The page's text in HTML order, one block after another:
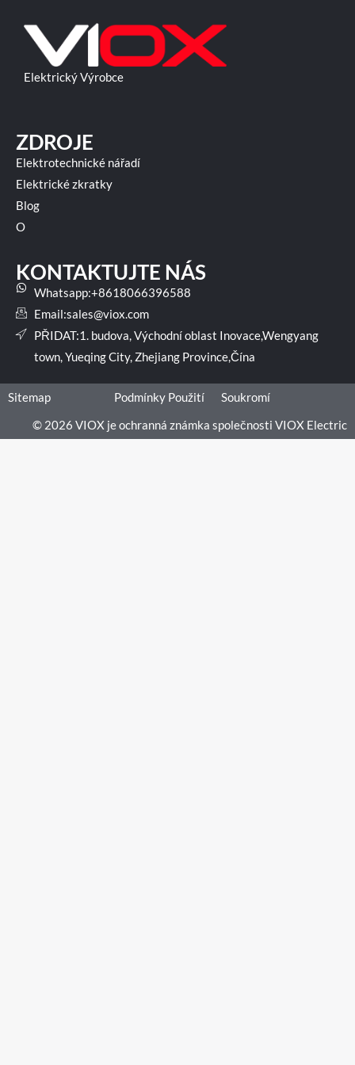
Elektrický Výrobce
ZDROJE
Elektrotechnické nářadí
Elektrické zkratky
Blog
O
KONTAKTUJTE NÁS
Whatsapp:+8618066396588
Email:sales@viox.com
PŘIDAT:1. budova, Východní oblast Inovace,Wengyang
town, Yueqing City, Zhejiang Province,Čína
Sitemap Podmínky Použití
Soukromí
© 2026 VIOX je ochranná známka společnosti VIOX Electric